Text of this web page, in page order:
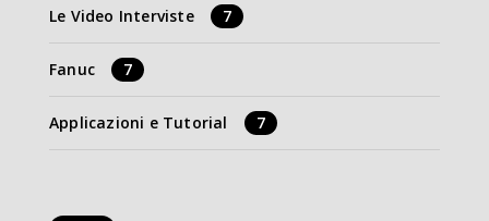
Le Video Interviste 7
Fanuc 7
Applicazioni e Tutorial 7